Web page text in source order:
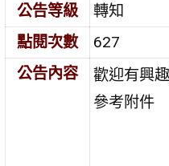
公告等級
轉知
點閱次數
627
公告內容
歡迎有興
參考附件